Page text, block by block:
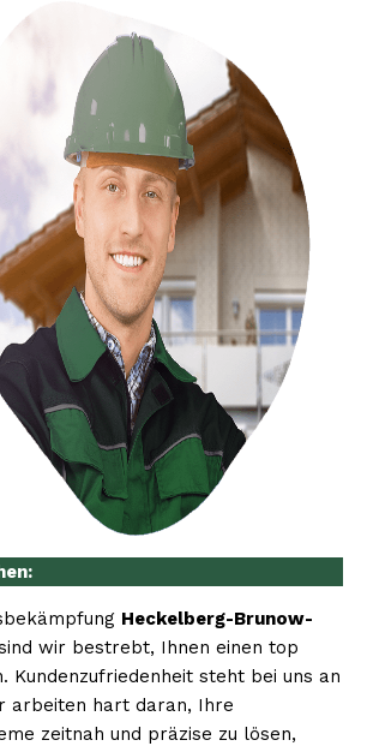
Heckelberg-Brunow-
wir bestrebt, Ihnen einen top
Kundenzufriedenheit steht bei uns an
arbeiten hart daran, Ihre
zeitnah und präzise zu lösen,